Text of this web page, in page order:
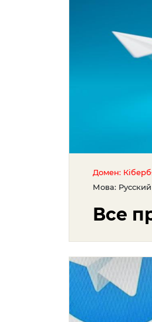
Домен:
Мова: Русский
Все